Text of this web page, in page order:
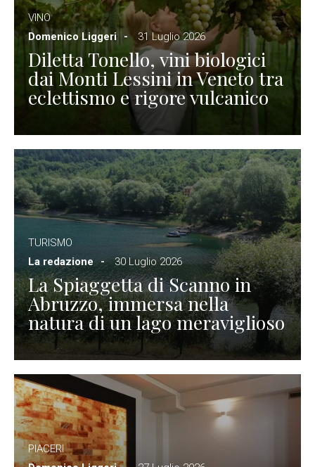
VINO
Domenico Liggeri
31 Luglio 2026
Diletta Tonello, vini biologici
dai Monti Lessini in Veneto tra
eclettismo e rigore vulcanico
TURISMO
La redazione
30 Luglio 2026
La Spiaggetta di Scanno in
Abruzzo, immersa nella
natura di un lago meraviglioso
PIACERI